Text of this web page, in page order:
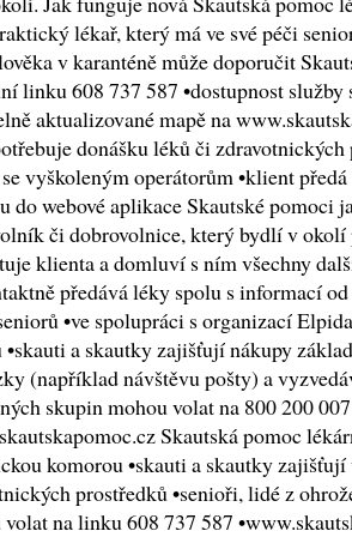
lékař, který má ve své péči
v karanténě může doporučit
linku 608 737 587 •dostupnost
aktualizované mapě na
donášku léků či zdravotnických
vyškoleným operátorům •klient
do webové aplikace Skautské pomoci
či dobrovolnice, který bydlí v
klienta a domluví s ním všechny
předává léky spolu s informací
•ve spolupráci s organizací
•skauti a skautky zajišťují nákupy
(například návštěvu pošty) a
skupin mohou volat na 800 200
Skautská pomoc
komorou •skauti a skautky
prostředků •senioři, lidé z
na linku 608 737 587